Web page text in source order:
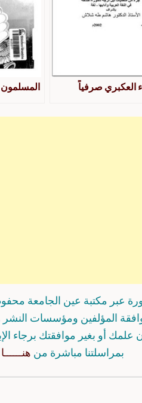
العكبري صرفياً المسلمون
عبر مكتبة عين الجامعة
المؤلفين ومؤسسات النشر
علمك أو بغير موافقتك برجاء
بمراسلتنا مباشرة من هنــــــا